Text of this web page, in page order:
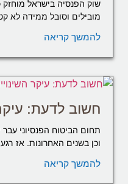
שוק הפנסיה בישראל מוחזק
מובילים וסובל ממידה לא
להמשך קריאה
חשוב לדעת:
וכן בשנים האחרונות. אז
להמשך קריאה